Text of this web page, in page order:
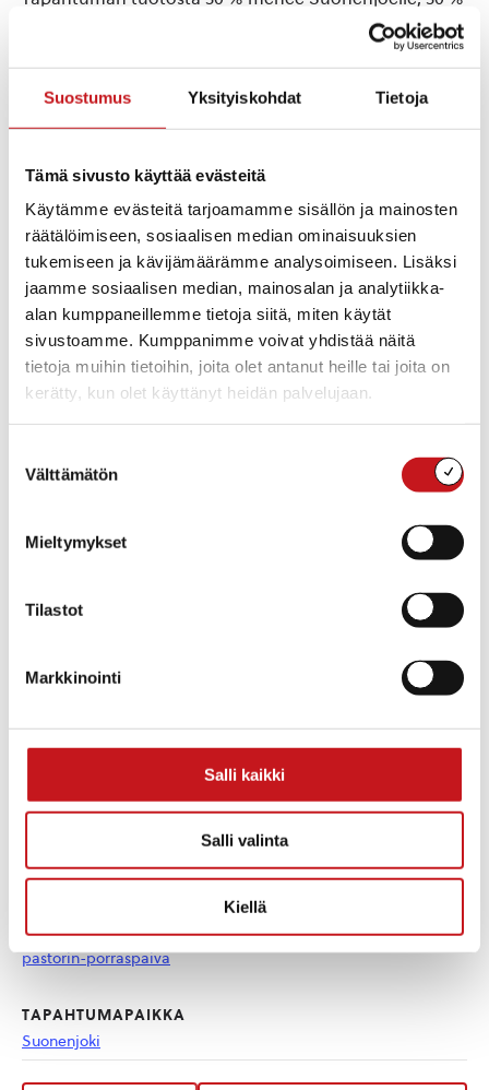
Suostumus Yksityiskohdat Tietoja
Tämä sivusto käyttää evästeitä
Käytämme evästeitä tarjoamamme sisällön ja mainosten
räätälöimiseen, sosiaalisen median ominaisuuksien
tukemiseen ja kävijämäärämme analysoimiseen. Lisäksi
jaamme sosiaalisen median, mainosalan ja analytiikka-
alan kumppaneillemme tietoja siitä, miten käytät
sivustoamme. Kumppanimme voivat yhdistää näitä
tietoja muihin tietoihin, joita olet antanut heille tai joita on
kerätty, kun olet käyttänyt heidän palvelujaan.
valinta
Välttämätön
Mieltymykset
Tilastot
Markkinointi
Salli kaikki
Salli valinta
Kiellä
Rautalammille ja 40 % lahjoitetaan Mieli ry:lle.
Tule haastamaan itsesi, yhteisösi, työpaikkasi,
harrastusporukkasi!
– kioski
palkinto)
– palkintoja mm. eniten nousuja tehneelle,
nuorimmalle osallistujalle ja hauskimmiten
pukeutuneelle
– avoin haaste kaikille
Tapahtumassa on live-seuranta Rautalammin
seurakunnan Facebook-sivuilla. Osallistujia ei kuvata
Tule paikan päälle kannustamaan pastorin suoritusta,
Facebookista.
alaparkista, laavun takaa kiertävältä kuntopolulta.
TIEDOT
Kotisivu:
5-09-27/suonenjoki-everest-
pastorin-porraspaiva
JÄRJESTÄJÄT
seurakunta
TAPAHTUMAPAIKKA
Suonenjoki